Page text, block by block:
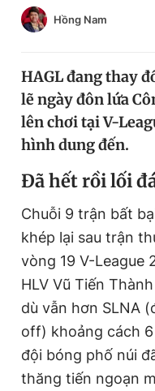
Tin thị trường
Video
Sản phẩm khác
Tiện ích
Thông tin tòa soạn
Đọc Thanh Niên trên
Hồng Nam
HAGL đang thay
lẽ ngày đôn lứa
lên chơi tại V-
hình dung đến.
Đã hết rồi lối
Chuỗi 9 trận bất
khép lại sau trận
vòng 19 V-League
HLV Vũ Tiến
dù vẫn hơn SLNA
off) khoảng cách
đội bóng phố núi
thăng tiến ngoạn